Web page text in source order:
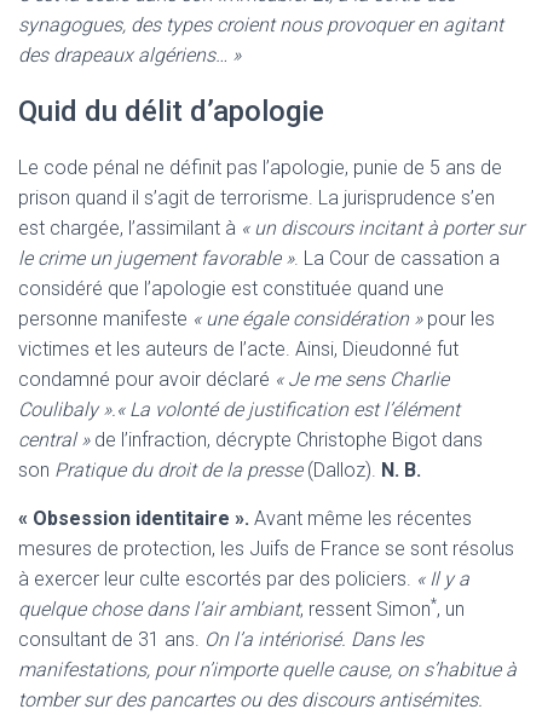
synagogues, des types croient nous provoquer en agitant
des drapeaux algériens… »
Quid du délit d’apologie
Le code pénal ne définit pas l’apologie, punie de 5 ans de
prison quand il s’agit de terrorisme. La jurisprudence s’en
est chargée, l’assimilant à « un discours incitant à porter sur
le crime un jugement favorable ». La Cour de cassation a
considéré que l’apologie est constituée quand une
personne manifeste « une égale considération » pour les
victimes et les auteurs de l’acte. Ainsi, Dieudonné fut
condamné pour avoir déclaré « Je me sens Charlie
Coulibaly ».« La volonté de justification est l’élément
central »de l’infraction, décrypte Christophe Bigot dans
son Pratique du droit de la presse (Dalloz). N. B.
« Obsession identitaire ». Avant même les récentes
mesures de protection, les Juifs de France se sont résolus
à exercer leur culte escortés par des policiers. « Il y a
quelque chose dans l’air ambiant, ressent Simon*, un
consultant de 31 ans. On l’a intériorisé. Dans les
manifestations, pour n’importe quelle cause, on s’habitue à
tomber sur des pancartes ou des discours antisémites.